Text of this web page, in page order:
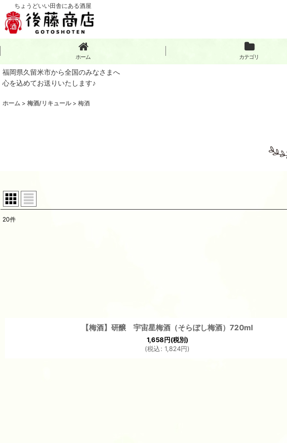
ちょうどいい田舎にある酒屋
ホーム カテゴリ
福岡県久留米市から全国のみなさまへ
心を込めてお送りいたします♪
ホーム > 梅酒/リキュール > 梅酒
20件
【梅酒】研醸 宇宙星梅酒（そらぼし梅酒）720ml
1,658円(税別)
(税込: 1,824円)